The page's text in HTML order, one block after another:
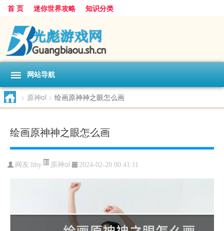
首 页 迷你世界攻略 知识分类
网站导航
> 原神ol > 绘画原神神之眼怎么画
绘画原神神之眼怎么画
网友:hhy 原神ol 2024-02-20 00:41:11